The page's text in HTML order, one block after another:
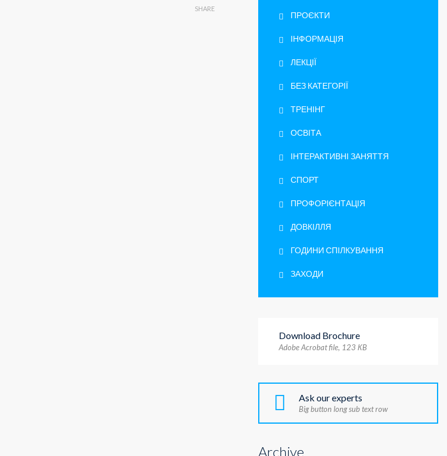
SHARE
ПРОЄКТИ
ІНФОРМАЦІЯ
ЛЕКЦІЇ
БЕЗ КАТЕГОРІЇ
ТРЕНІНГ
ОСВІТА
ІНТЕРАКТИВНІ ЗАНЯТТЯ
СПОРТ
ПРОФОРІЄНТАЦІЯ
ДОВКІЛЛЯ
ГОДИНИ СПІЛКУВАННЯ
ЗАХОДИ
Download Brochure
Adobe Acrobat file, 123 КB
Ask our experts
Big button long sub text row
Archive